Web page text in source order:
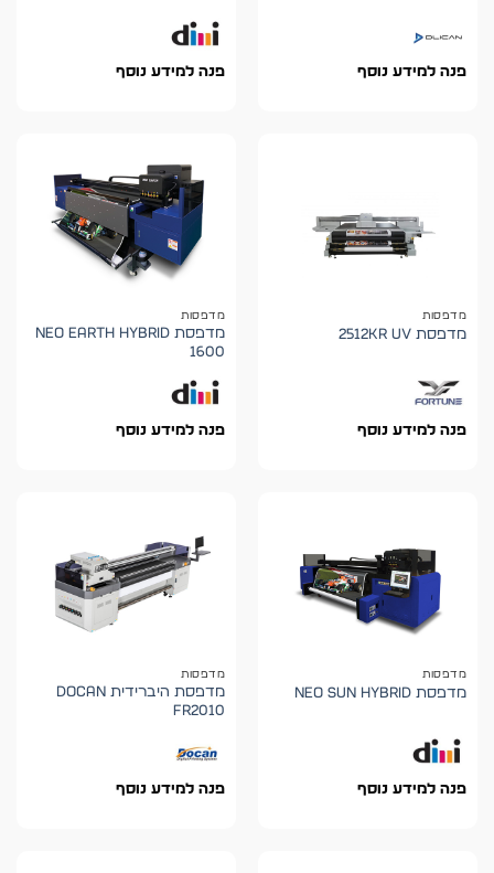
פנה למידע נוסף פנה למידע נוסף
מדפסות
מדפסת 2512KR UV
פנה למידע נוסף
מדפסות
מדפסת NEO EARTH HYBRID
1600
פנה למידע נוסף
מדפסות
מדפסת NEO SUN HYBRID
פנה למידע נוסף
מדפסות
מדפסת היברידית DOCAN
FR2010
פנה למידע נוסף